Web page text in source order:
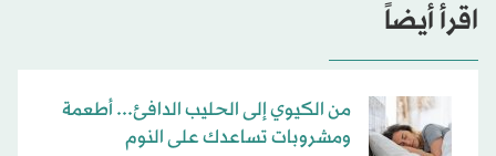
اقرأ أيضاً
من الكيوي إلى الحليب الدافئ... أطعمة
ومشروبات تساعدك على النوم